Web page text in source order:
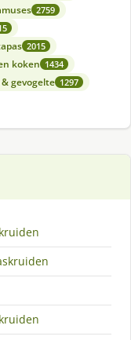
2759
2015
koken 1434
& gevogelte 1297